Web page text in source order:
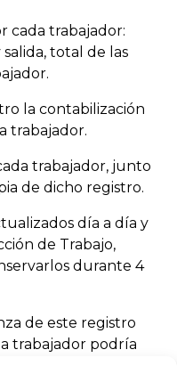
cada trabajador:
total de las
la contabilización
trabajador.
trabajador, junto
de dicho registro.
día a día y
de Trabajo,
durante 4
de este registro
trabajador podría